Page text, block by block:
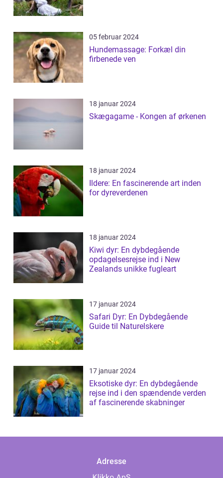
05 februar 2024
Hundemassage: Forkæl din
firbenede ven
18 januar 2024
Skægagame - Kongen af ørkenen
18 januar 2024
Ildere: En fascinerende art inden
for dyreverdenen
18 januar 2024
Kiwi dyr: En dybdegående
opdagelsesrejse ind i New
Zealands unikke fugleart
17 januar 2024
Safari Dyr: En Dybdegående
Guide til Naturelskere
17 januar 2024
Eksotiske dyr: En dybdegående
rejse ind i den spændende verden
af fascinerende skabninger
Adresse